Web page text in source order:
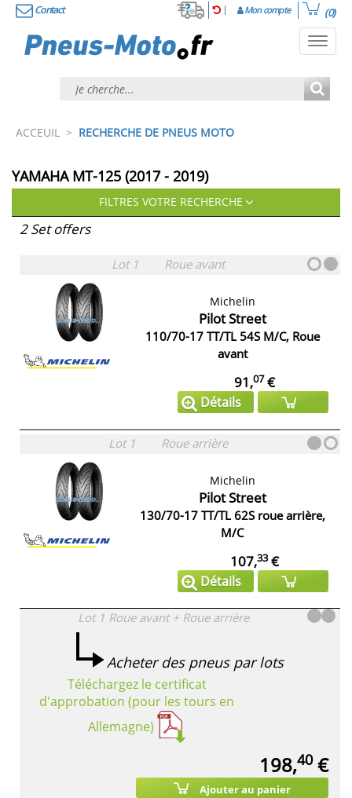
Contact Mon compte (0)
ACCEUIL > RECHERCHE DE PNEUS MOTO
YAMAHA MT-125 (2017 - 2019)
FILTRES VOTRE RECHERCHE
2 Set offers
Lot 1 Roue avant
Michelin
Pilot Street
110/70-17 TT/TL 54S M/C, Roue
avant
91,07€
Détails
Lot 1 Roue arrière
Michelin
Pilot Street
130/70-17 TT/TL 62S roue arrière,
M/C
107,33€
Détails
Lot 1 Roue avant + Roue arrière
Acheter des pneus par lots
Téléchargez le certificat
d'approbation (pour les tours en
Allemagne)
198,40€
Ajouter au panier